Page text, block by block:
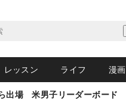
レッスン ライフ 漫画
出場 米男子リーダーボード